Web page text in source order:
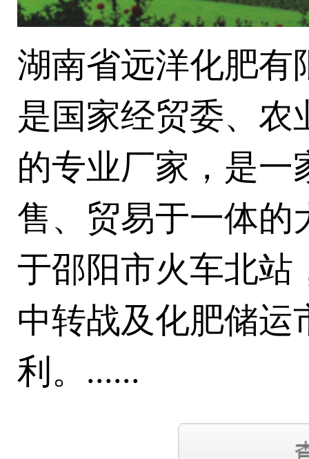
湖南省远洋化肥有
是国家经贸委、农
的专业厂家，是一
售、贸易于一体的
于邵阳市火车北站
中转战及化肥储运
利。......